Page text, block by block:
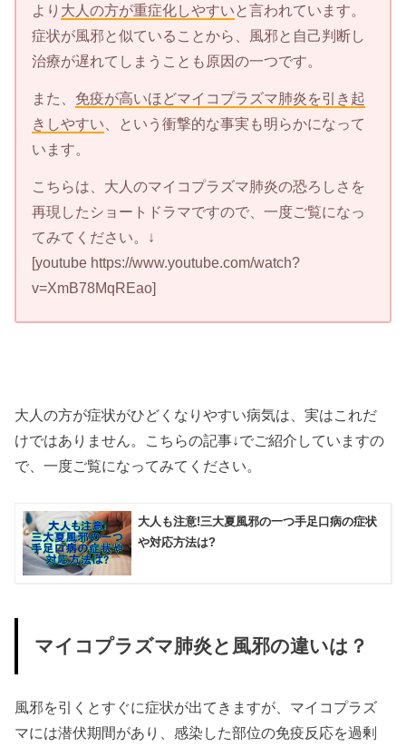
より 大人の方が重症化しやすい と言われています。
症状が風邪と似ていることから、風邪と自己判断し
治療が遅れてしまうことも原因の一つです。
また、 免疫が高いほどマイコプラズマ肺炎を引き起
きしやすい 、という衝撃的な事実も明らかになって
います。
こちらは、大人のマイコプラズマ肺炎の恐ろしさを
再現したショートドラマですので、一度ご覧になっ
てみてください。↓
[youtube https://www.youtube.com/watch?
v=XmB78MqREao]
大人の方が症状がひどくなりやすい病気は、実はこれだ
けではありません。こちらの記事↓でご紹介していますの
で、一度ご覧になってみてください。
大人も注意!三大夏風邪の一つ手足口病の症状
や対応方法は?
マイコプラズマ肺炎と風邪の違いは？
風邪を引くとすぐに症状が出てきますが、マイコプラズ
マには潜伏期間があり、感染した部位の免疫反応を過剰